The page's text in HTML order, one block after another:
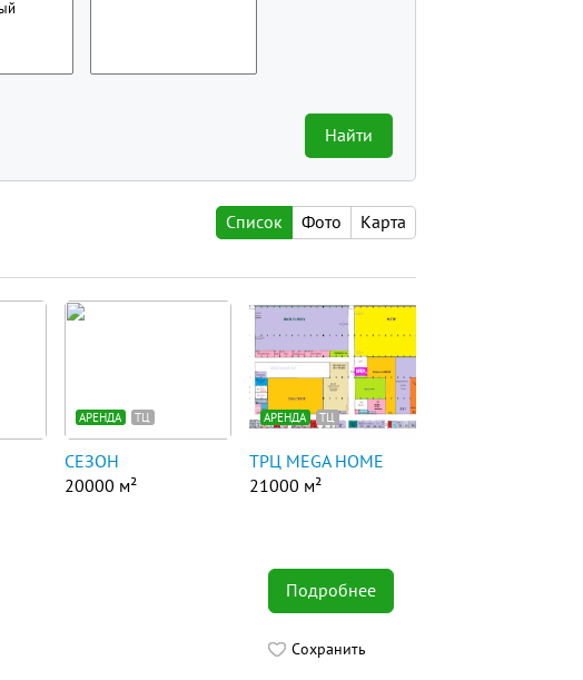
Найти
Список Фото Карта
АРЕНДА ТЦ
СЕЗОН
20000 м²
АРЕНДА ТЦ
ТРЦ MEGA HOME
21000 м²
Подробнее
Сохранить